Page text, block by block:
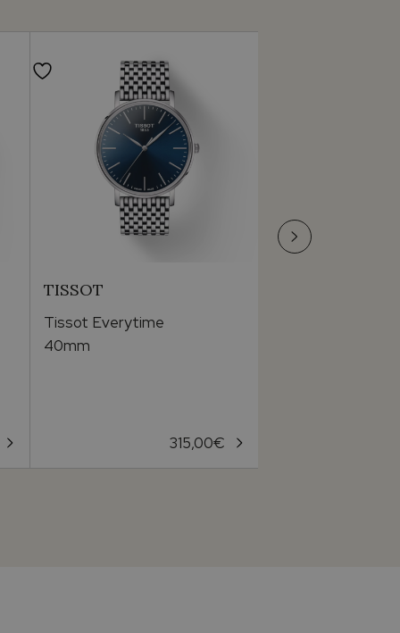
TISSOT
Tissot Everytime
40mm
315,00€